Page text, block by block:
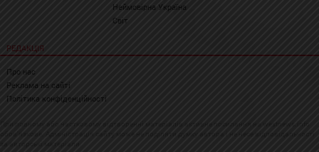
Неймовірна Україна
Світ
РЕДАКЦІЯ
Про нас
Реклама на сайті
Політика конфіденційності